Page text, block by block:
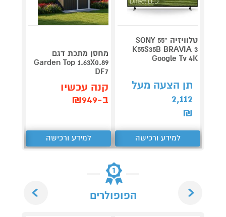
טלוויזיה "55 SONY
K55S35B BRAVIA 3
Google Tv 4K
תן הצעה מעל
2,112
₪
למידע ורכישה
מחסן מתכת דגם
Garden Top 1.63X0.89
DF7
קנה עכשיו
ב-₪949
למידע ורכישה
הפופולרים